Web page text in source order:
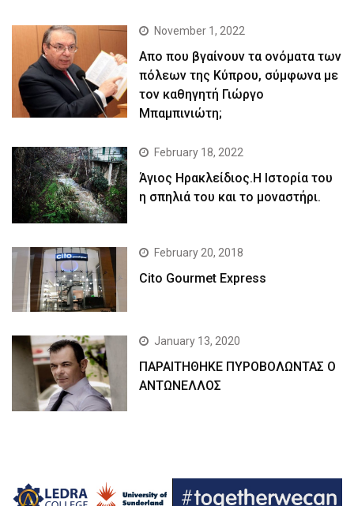
November 1, 2022
Απο που βγαίνουν τα ονόματα των
πόλεων της Κύπρου, σύμφωνα με
τον καθηγητή Γιώργο
Μπαμπινιώτη;
February 18, 2022
Άγιος Ηρακλείδιος.Η Ιστορία του
η σπηλιά του και το μοναστήρι.
February 20, 2018
Cito Gourmet Express
January 13, 2020
ΠΑΡΑΙΤΗΘΗΚΕ ΠΥΡΟΒΟΛΩΝΤΑΣ Ο
ΑΝΤΩΝΕΛΛΟΣ